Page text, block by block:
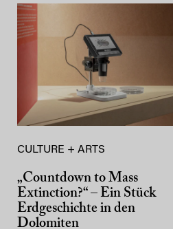
CULTURE + ARTS
„Countdown to Mass
Extinction?“ – Ein Stück
Erdgeschichte in den
Dolomiten